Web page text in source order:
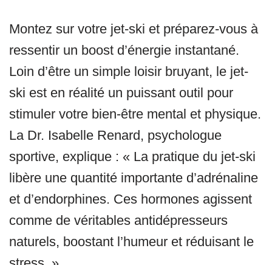
Montez sur votre jet-ski et préparez-vous à
ressentir un boost d’énergie instantané.
Loin d’être un simple loisir bruyant, le jet-
ski est en réalité un puissant outil pour
stimuler votre bien-être mental et physique.
La Dr. Isabelle Renard, psychologue
sportive, explique : « La pratique du jet-ski
libère une quantité importante d’adrénaline
et d’endorphines. Ces hormones agissent
comme de véritables antidépresseurs
naturels, boostant l’humeur et réduisant le